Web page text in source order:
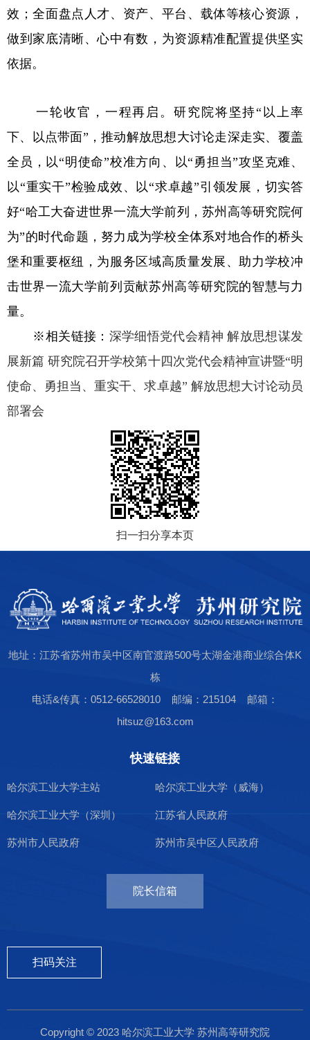
效；全面盘点人才、资产、平台、载体等核心资源，
做到家底清晰、心中有数，为资源精准配置提供坚实
依据。
一轮收官，一程再启。研究院将坚持“以上率
下、以点带面”，推动解放思想大讨论走深走实、覆盖
全员，以“明使命”校准方向、以“勇担当”攻坚克难、
以“重实干”检验成效、以“求卓越”引领发展，切实答
好“哈工大奋进世界一流大学前列，苏州高等研究院何
为”的时代命题，努力成为学校全体系对地合作的桥头
堡和重要枢纽，为服务区域高质量发展、助力学校冲
击世界一流大学前列贡献苏州高等研究院的智慧与力
量。
※相关链接： 深学细悟党代会精神 解放思想谋发
展新篇 研究院召开学校第十四次党代会精神宣讲暨“明
使命、勇担当、重实干、求卓越” 解放思想大讨论动员
部署会
扫一扫分享本页
地址：江苏省苏州市吴中区南官渡路500号太湖金港商业综合体K
栋
电话&传真：0512-66528010 邮编：215104 邮箱：
hitsuz@163.com
快速链接
哈尔滨工业大学主站 哈尔滨工业大学（威海）
哈尔滨工业大学（深圳） 江苏省人民政府
苏州市人民政府 苏州市吴中区人民政府
院长信箱
扫码关注
Copyright © 2023 哈尔滨工业大学 苏州高等研究院